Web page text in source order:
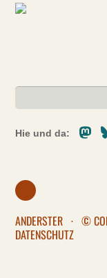
Hie und da:
ANDERSTER · ©
DATENSCHUTZ